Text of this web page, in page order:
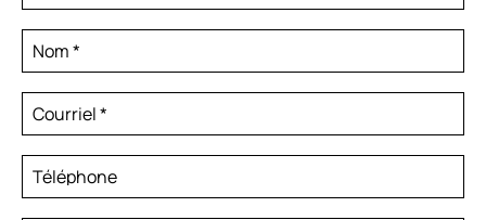
Nom*
Courriel*
Téléphone